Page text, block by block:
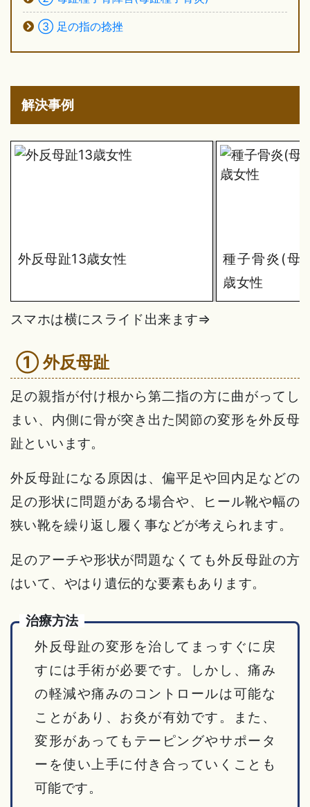
③ 足の指の捻挫
解決事例
外反母趾13歳女性
種子骨炎(母
歳女性
スマホは横にスライド出来ます⇒
① 外反母趾
足の親指が付け根から第二指の方に曲がってし
まい、内側に骨が突き出た関節の変形を外反母
趾といいます。
外反母趾になる原因は、偏平足や回内足などの
足の形状に問題がある場合や、ヒール靴や幅の
狭い靴を繰り返し履く事などが考えられます。
足のアーチや形状が問題なくても外反母趾の方
はいて、やはり遺伝的な要素もあります。
治療方法
外反母趾の変形を治してまっすぐに戻
すには手術が必要です。しかし、痛み
の軽減や痛みのコントロールは可能な
ことがあり、お灸が有効です。また、
変形があってもテーピングやサポータ
ーを使い上手に付き合っていくことも
可能です。